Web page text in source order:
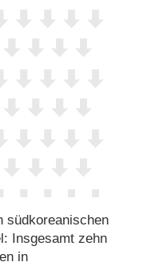
südkoreanischen
Insgesamt zehn
in